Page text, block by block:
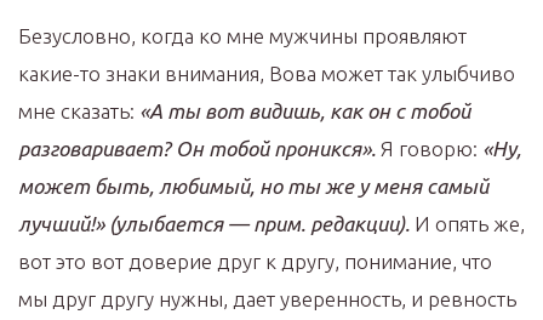
Безусловно, когда ко мне мужчины проявляют
какие-то знаки внимания, Вова может так улыбчиво
мне сказать: «А ты вот видишь, как он с тобой
разговаривает? Он тобой проникся». Я говорю: «Ну,
может быть, любимый, но ты же у меня самый
лучший!» (улыбается — прим. редакции). И опять же,
вот это вот доверие друг к другу, понимание, что
мы друг другу нужны, дает уверенность, и ревность